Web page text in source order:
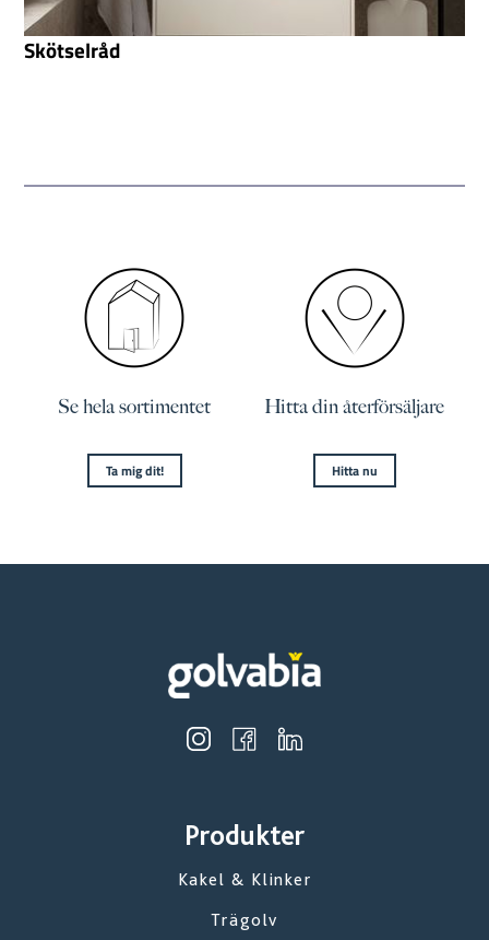
Skötselråd
Se hela sortimentet
Ta mig dit!
Hitta din återförsäljare
Hitta nu
Produkter
Kakel & Klinker
Trägolv